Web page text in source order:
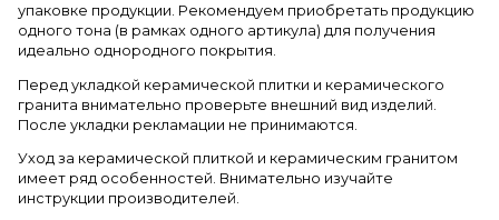
упаковке продукции. Рекомендуем приобретать продукцию
одного тона (в рамках одного артикула) для получения
идеально однородного покрытия.
Перед укладкой керамической плитки и керамического
гранита внимательно проверьте внешний вид изделий.
После укладки рекламации не принимаются.
Уход за керамической плиткой и керамическим гранитом
имеет ряд особенностей. Внимательно изучайте
инструкции производителей.